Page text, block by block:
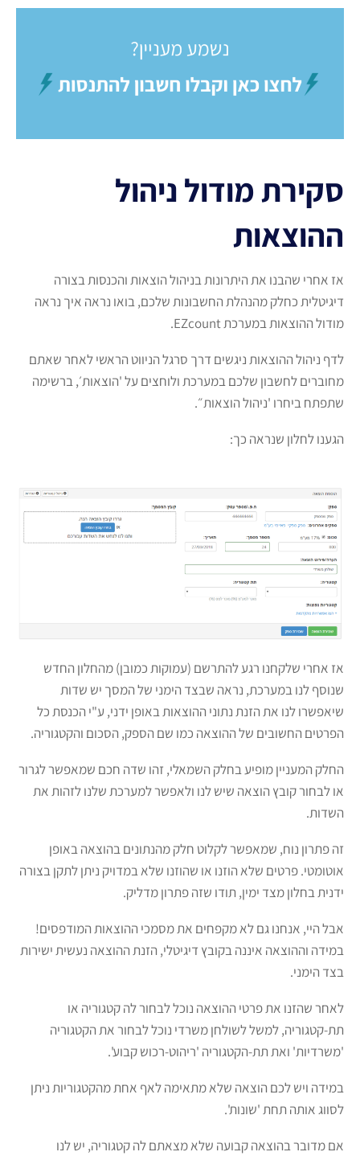
סקירת מודול ניהול
ההוצאות
אז אחרי שהבנו את היתרונות בניהול הוצאות והכנסות בצורה
דיגיטלית כחלק מהנהלת החשבונות שלכם, בואו נראה איך נראה
מודול ההוצאות במערכת EZcount.
לדף ניהול ההוצאות ניגשים דרך סרגל הניווט הראשי לאחר שאתם
מחוברים לחשבון שלכם במערכת ולוחצים על 'הוצאות׳, ברשימה
שתפתח ביחרו 'ניהול הוצאות״.
הגענו לחלון שנראה כך:
אז אחרי שלקחנו רגע להתרשם (עמוקות כמובן) מהחלון החדש
שנוסף לנו במערכת, נראה שבצד הימני של המסך יש שדות
שיאפשרו לנו את הזנת נתוני ההוצאות באופן ידני, ע"י הכנסת כל
הפרטים החשובים של ההוצאה כמו שם הספק, הסכום והקטגוריה.
החלק המעניין מופיע בחלק השמאלי, זהו שדה חכם שמאפשר לגרור
או לבחור קובץ הוצאה שיש לנו ולאפשר למערכת שלנו לזהות את
השדות.
זה פתרון נוח, שמאפשר לקלוט חלק מהנתונים בהוצאה באופן
אוטומטי. פרטים שלא הוזנו או שהוזנו שלא במדויק ניתן לתקן בצורה
ידנית בחלון מצד ימין, תודו שזה פתרון מדליק.
אבל היי, אנחנו גם לא מקפחים את מסמכי ההוצאות המודפסים!
במידה וההוצאה איננה בקובץ דיגיטלי, הזנת ההוצאה נעשית ישירות
בצד הימני.
לאחר שהזנו את פרטי ההוצאה נוכל לבחור לה קטגוריה או
תת-קטגוריה, למשל לשולחן משרדי נוכל לבחור את הקטגוריה
'משרדיות' ואת תת-הקטגוריה 'ריהוט-רכוש קבוע'.
במידה ויש לכם הוצאה שלא מתאימה לאף אחת מהקטגוריות ניתן
לסווג אותה תחת 'שונות'.
אם מדובר בהוצאה קבועה שלא מצאתם לה קטגוריה, יש לנו